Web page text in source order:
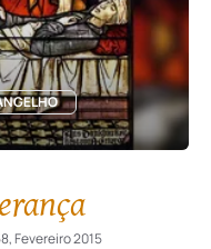
Fevereiro 2015